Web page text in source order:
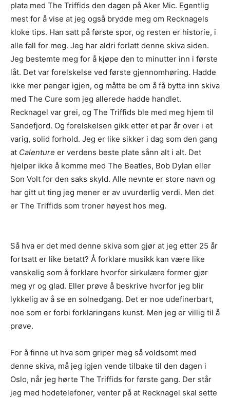
plata med The Triffids den dagen på Aker Mic. Egentlig
mest for å vise at jeg også brydde meg om Recknagels
kloke tips. Han satt på første spor, og resten er historie, i
alle fall for meg. Jeg har aldri forlatt denne skiva siden.
Jeg bestemte meg for å kjøpe den to minutter inn i første
låt. Det var forelskelse ved første gjennomhøring. Hadde
ikke mer penger igjen, og måtte be om å få bytte inn skiva
med The Cure som jeg allerede hadde handlet.
Recknagel var grei, og The Triffids ble med meg hjem til
Sandefjord. Og forelskelsen gikk etter et par år over i et
varig, solid forhold. Jeg er like sikker i dag som den gang
at Calenture er verdens beste plate sånn alt i alt. Det
hjelper ikke å komme med The Beatles, Bob Dylan eller
Son Volt for den saks skyld. Alle nevnte er store navn og
har gitt ut ting jeg mener er av uvurderlig verdi. Men det
er The Triffids som troner høyest hos meg.
Så hva er det med denne skiva som gjør at jeg etter 25 år
fortsatt er like betatt? Å forklare musikk kan være like
vanskelig som å forklare hvorfor sirkulære former gjør
meg yr og glad. Eller prøve å beskrive hvorfor jeg blir
lykkelig av å se en solnedgang. Det er noe udefinerbart,
noe som er forbi forklaringens kunst. Men jeg er villig til å
prøve.
For å finne ut hva som griper meg så voldsomt med
denne skiva, må jeg igjen vende tilbake til den dagen i
Oslo, når jeg hørte The Triffids for første gang. Der står
jeg med hodetelefoner, venter på at Recknagel skal sette